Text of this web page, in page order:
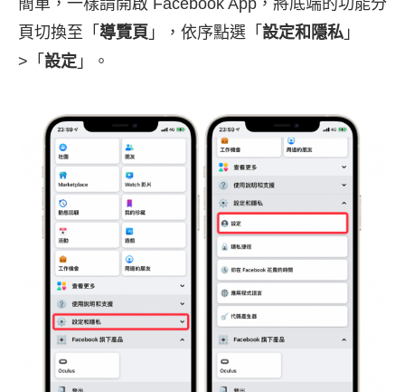
簡單，一樣請開啟 Facebook App，將底端的功能分
頁切換至「 導覽頁 」，依序點選「 設定和隱私 」
>「 設定 」。